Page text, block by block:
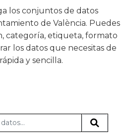
los conjuntos de datos
de València. Puedes
categoría, etiqueta, formato
los datos que necesitas de
y sencilla.